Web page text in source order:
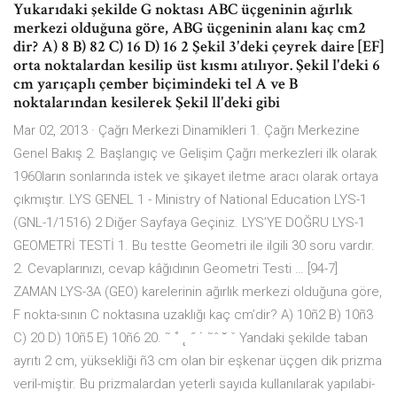
Yukarıdaki şekilde G noktası ABC üçgeninin ağırlık
merkezi olduğuna göre, ABG üçgeninin alanı kaç cm2
dir? A) 8 B) 82 C) 16 D) 16 2 Şekil 3'deki çeyrek daire [EF]
orta noktalardan kesilip üst kısmı atılıyor. Şekil l'deki 6
cm yarıçaplı çember biçimindeki tel A ve B
noktalarından kesilerek Şekil ll'deki gibi
Mar 02, 2013 · Çağrı Merkezi Dinamikleri 1. Çağrı Merkezine
Genel Bakış 2. Başlangıç ve Gelişim Çağrı merkezleri ilk olarak
1960ların sonlarında istek ve şikayet iletme aracı olarak ortaya
çıkmıştır. LYS GENEL 1 - Ministry of National Education LYS-1
(GNL-1/1516) 2 Diğer Sayfaya Geçiniz. LYS’YE DOĞRU LYS-1
GEOMETRİ TESTİ 1. Bu testte Geometri ile ilgili 30 soru vardır.
2. Cevaplarınızı, cevap kâğıdının Geometri Testi … [94-7]
ZAMAN LYS-3A (GEO) karelerinin ağırlık merkezi olduğuna göre,
F nokta-sının C noktasına uzaklığı kaç cm’dir? A) 10ñ2 B) 10ñ3
C) 20 D) 10ñ5 E) 10ñ6 20. ˜ ˚ ˛ ˝ ˙ ˜ˆ ˘ ˇ Yandaki şekilde taban
ayrıtı 2 cm, yüksekliği ñ3 cm olan bir eşkenar üçgen dik prizma
veril-miştir. Bu prizmalardan yeterli sayıda kullanılarak yapılabi-